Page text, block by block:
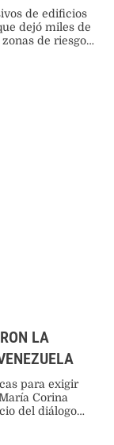
de edificios
dejó miles de
de riesgo
LA
para exigir
Corina
del diálogo